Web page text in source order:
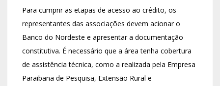
Para cumprir as etapas de acesso ao crédito, os
representantes das associações devem acionar o
Banco do Nordeste e apresentar a documentação
constitutiva. É necessário que a área tenha cobertura
de assistência técnica, como a realizada pela Empresa
Paraibana de Pesquisa, Extensão Rural e